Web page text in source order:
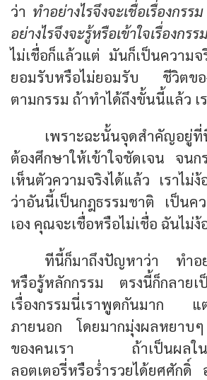
ว่า ทำอย่างไรจึงจะเชื่อเรื่องกรรม
อย่างไรจึงจะรู้หรือเข้าใจเรื่องกรร
ไม่เชื่อก็แล้วแต่ มันก็เป็นความ
ยอมรับหรือไม่ยอมรับ ชีวิตขอ
ตามกรรม ถ้าทำได้ถึงขั้นนี้แล้ว เ
เพราะฉะนั้นจุดสำคัญอยู่
ต้องศึกษาให้เข้าใจชัดเจน จนก
เห็นตัวความจริงได้แล้ว เราไม่
ว่าอันนี้เป็นกฎธรรมชาติ เป็นค
เอง คุณจะเชื่อหรือไม่เชื่อ ฉันไม่
ทีนี้ก็มาถึงปัญหาว่า ทำอย่
หรือรู้หลักกรรม ตรงนี้ก็กลายเ
เรื่องกรรมนี่เราพูดกันมาก แ
ภายนอก โดยมากมุ่งผลหยาบ
ของคนเรา ถ้าเป็นผลในแ
ลอตเตอรี่หรือร่ำรวยได้ยศศัก